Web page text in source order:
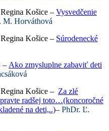
Košice – Vysvedčenie
M. Horváthová
Košice – Súrodenecké
– Ako zmysluplne zabaviť deti
Košice – Za zlé
radšej toto…(koncoročné
na deti,..)– PhDr. Ľ.